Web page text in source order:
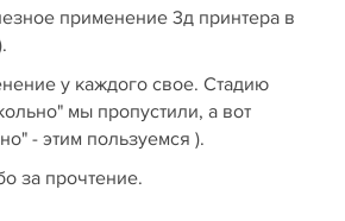
применение 3д принтера в
у каждого свое. Стадию
мы пропустили, а вот
- этим пользуемся ).
за прочтение.